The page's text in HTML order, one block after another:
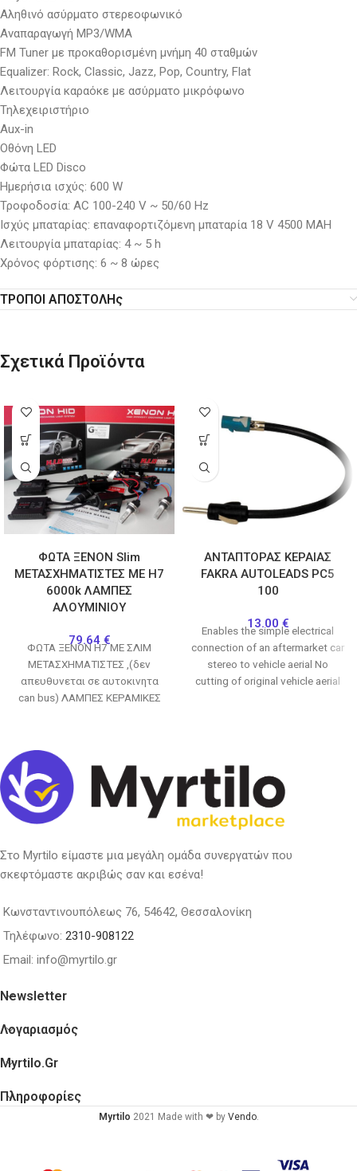
Αληθινό ασύρματο στερεοφωνικό
Αναπαραγωγή MP3/WMA
FM Tuner με προκαθορισμένη μνήμη 40 σταθμών
Equalizer: Rock, Classic, Jazz, Pop, Country, Flat
Λειτουργία καραόκε με ασύρματο μικρόφωνο
Τηλεχειριστήριο
Aux-in
Οθόνη LED
Φώτα LED Disco
Ημερήσια ισχύς: 600 W
Τροφοδοσία: AC 100-240 V ~ 50/60 Hz
Ισχύς μπαταρίας: επαναφορτιζόμενη μπαταρία 18 V 4500 MAH
Λειτουργία μπαταρίας: 4 ~ 5 h
Χρόνος φόρτισης: 6 ~ 8 ώρες
ΤΡΟΠΟΙ ΑΠΟΣΤΟΛΗς
Σχετικά Προϊόντα
ΦΩΤΑ ΞΕΝΟΝ Slim
ΜΕΤΑΣΧΗΜΑΤΙΣΤΕΣ ΜΕ H7
6000k ΛΑΜΠΕΣ
ΑΛΟΥΜΙΝΙΟΥ
79.64 €
ΦΩΤΑ ΞΕΝΟΝ Η7 ΜΕ ΣΛΙΜ
ΜΕΤΑΣΧΗΜΑΤΙΣΤΕΣ ,(δεν
απευθυνεται σε αυτοκινητα
can bus) ΛΑΜΠΕΣ ΚΕΡΑΜΙΚΕΣ
ΑΝΤΑΠΤΟΡΑΣ ΚΕΡΑΙΑΣ
FAKRA AUTOLEADS PC5
100
13.00€
Enables the simple electrical
connection of an aftermarket car
stereo to vehicle aerial No
cutting of original vehicle aerial
Στο Myrtilo είμαστε μια μεγάλη ομάδα συνεργατών που
σκεφτόμαστε ακριβώς σαν και εσένα!
Κωνσταντινουπόλεως 76, 54642, Θεσσαλονίκη
Τηλέφωνο: 2310-908122
Email: info@myrtilo.gr
Newsletter
Λογαριασμός
Myrtilo.gr
Πληροφορίες
Myrtilo 2021 Made with ❤ by Vendo.